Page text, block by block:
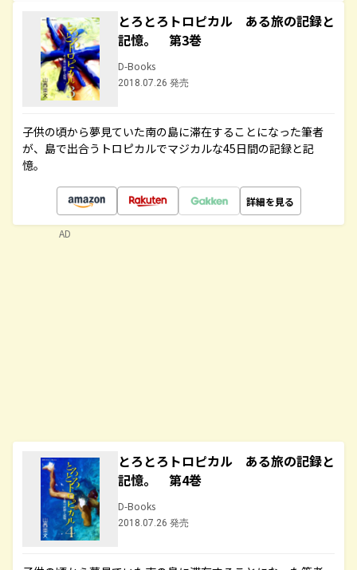
とろとろトロピカル ある旅の記録と
記憶。 第3巻
D-Books
2018.07.26 発売
子供の頃から夢見ていた南の島に滞在することになった筆者
が、島で出合うトロピカルでマジカルな45日間の記録と記
憶。
詳細を見る
とろとろトロピカル ある旅の記録と
記憶。 第4巻
D-Books
2018.07.26 発売
AD